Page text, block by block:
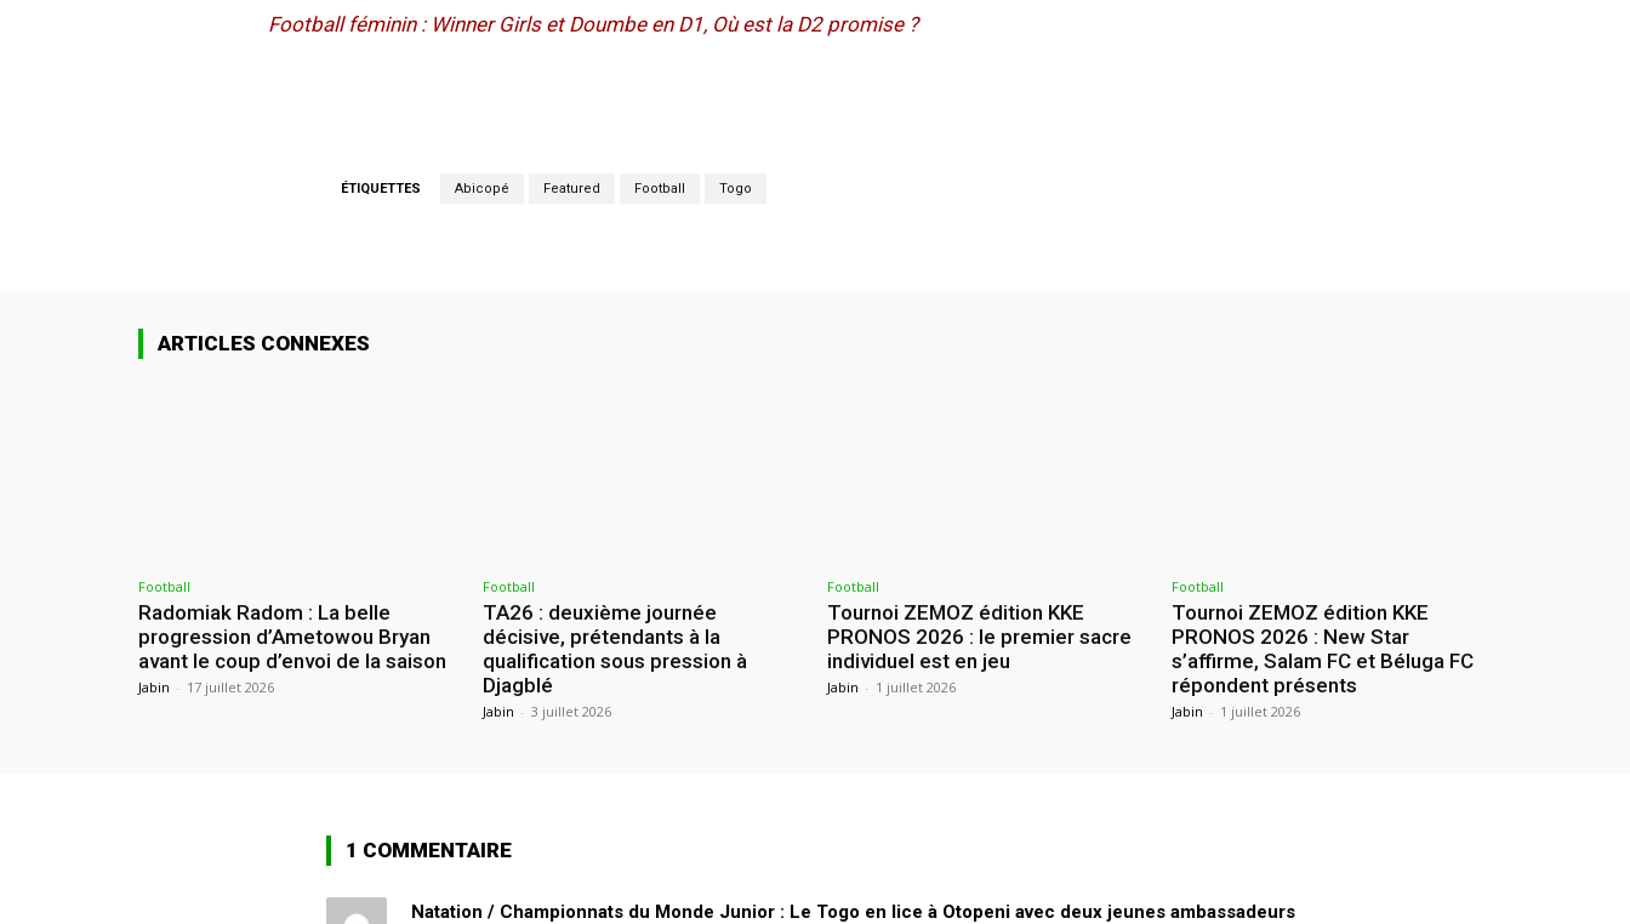
Football féminin : Winner Girls et Doumbe en D1, Où est la D2 promise ?
ÉTIQUETTES Abicopé Featured Football Togo
ARTICLES CONNEXES
Football
Radomiak Radom : La belle
progression d’Ametowou Bryan
avant le coup d’envoi de la saison
Jabin - 17 juillet 2026
Football
TA26 : deuxième journée
décisive, prétendants à la
qualification sous pression à
Djagblé
Jabin - 3 juillet 2026
Football
Tournoi ZEMOZ édition KKE
PRONOS 2026 : le premier sacre
individuel est en jeu
Jabin - 1 juillet 2026
Football
Tournoi ZEMOZ édition KKE
PRONOS 2026 : New Star
s’affirme, Salam FC et Béluga FC
répondent présents
Jabin - 1 juillet 2026
1 COMMENTAIRE
Natation / Championnats du Monde Junior : Le Togo en lice à Otopeni avec deux jeunes ambassadeurs